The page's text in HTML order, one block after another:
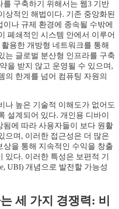
구축하기 위해서는 웹3 기반
상적인 해법이다. 기존 중앙화된
나 규제 환경에 종속될 수밖에
폐쇄적인 시스템 안에서 이루어
용한 개방형 네트워크를 통해
는 글로벌 분산형 인프라를 구축
을 받지 않고 운영될 수 있으며,
의 한계를 넘어 컴퓨팅 자원의
나 높은 기술적 이해도가 없어도
설계되어 있다. 개인용 디바이
에 따라 사용자들이 보다 원활
으며, 이러한 접근성은 더 많은
을 통해 지속적인 수익을 창출
다. 이러한 특성은 보편적 기
UBI) 개념으로 발전할 가능성
세 가지 경쟁력: 비